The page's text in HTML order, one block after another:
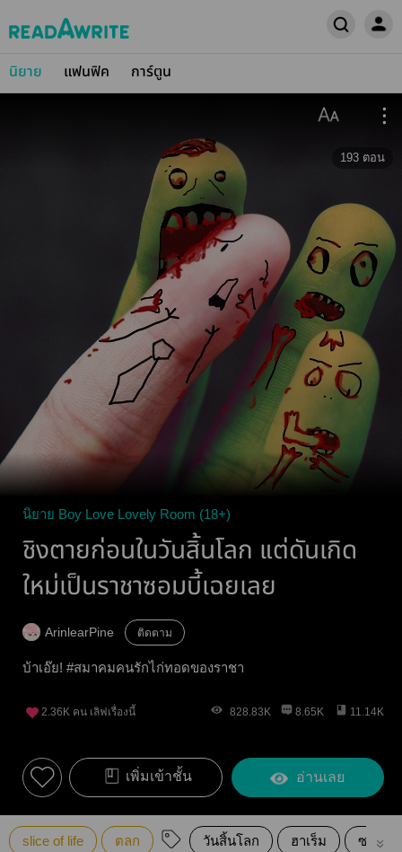
นิยาย แฟนฟิค การ์ตูน
193 ตอน
นิยาย Boy Love Lovely Room (18+)
ชิงตายก่อนในวันสิ้นโลก แต่ดันเกิด
ใหม่เป็นราชาซอมบี้เฉยเลย
ArinlearPine ติดตาม
บ้าเอ๊ย! #สมาคมคนรักไก่ทอดของราชา
2.36K คน เลิฟเรื่องนี้ 828.83K 8.65K 11.14K
เพิ่มเข้าชั้น อ่านเลย
slice of life ตลก วันสิ้นโลก ฮาเร็ม ซอมบี้